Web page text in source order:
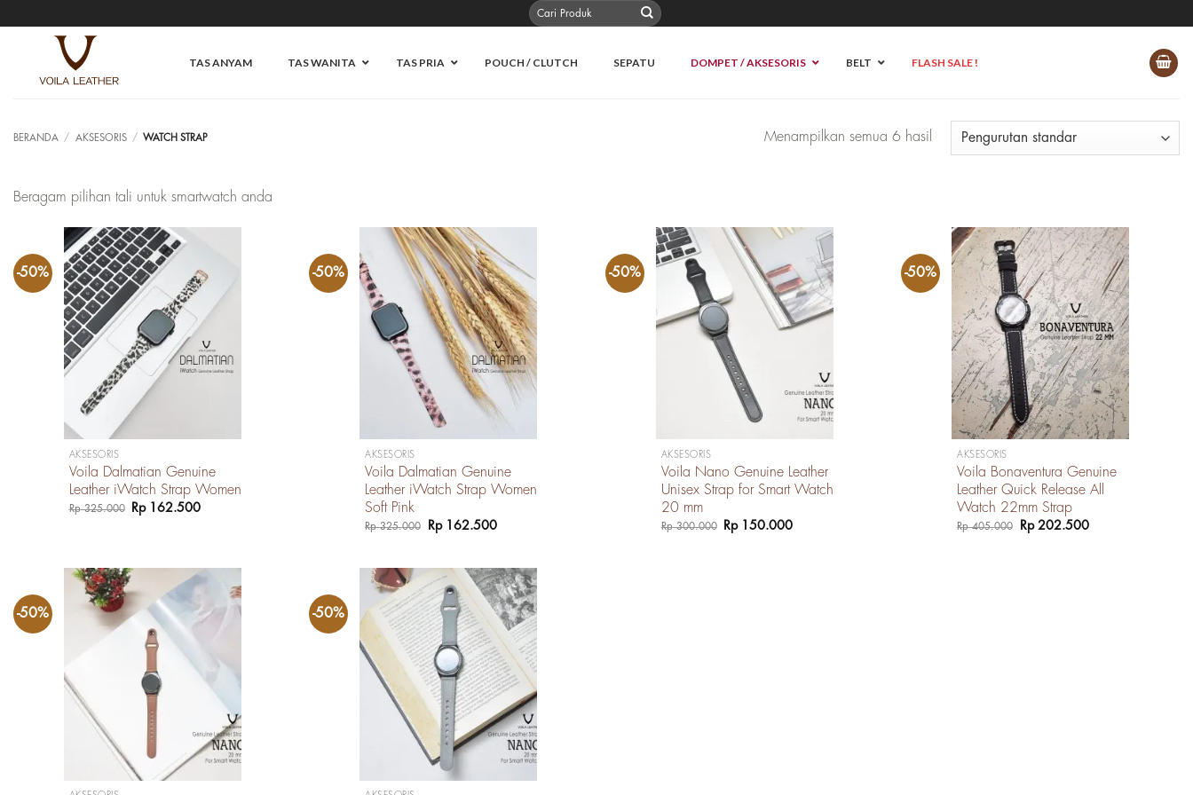
Pencarian
untuk:
TAS ANYAM TAS WANITA TAS PRIA POUCH / CLUTCH SEPATU DOMPET / AKSESORIS BELT FLASH SALE !
BERANDA / AKSESORIS / WATCH STRAP Menampilkan semua 6 hasil
Beragam pilihan tali untuk smartwatch anda
-50%
AKSESORIS
Voila Dalmatian Genuine
Leather iWatch Strap Women
Rp325.000
Harga
aslinya
Rp162.500Harga
-50%
AKSESORIS
Voila Dalmatian Genuine
Leather iWatch Strap Women
Soft Pink
Rp325.000
Harga
aslinya
Rp162.500Harga
Rp 162.500.
-50%
AKSESORIS
Voila Nano Genuine Leather
Unisex Strap for Smart Watch
20 mm
Rp300.000
Harga
aslinya
Rp150.000Harga
-50%
AKSESORIS
Voila Bonaventura Genuine
Leather Quick Release All
Watch 22mm Strap
Rp405.000
Harga
aslinya
Rp202.500Harga
-50% -50%